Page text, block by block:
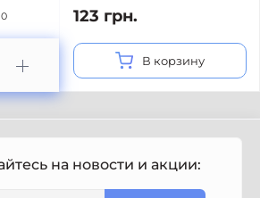
0 123 грн.
В корзину
на новости и акции: